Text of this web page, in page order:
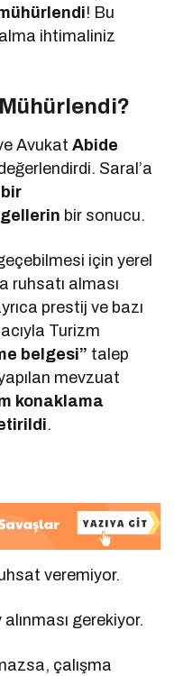
! Bu
ihtimaliniz
AvukatAbide
Saral’a
bir sonucu.
için yerel
ruhsatı alması
prestij ve bazı
Turizm
belgesi” talep
mevzuat
konaklama
.
veremiyor.
gerekiyor.
çalışma